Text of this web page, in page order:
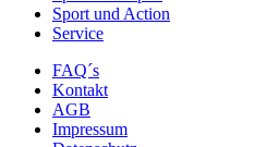
Sport und Action
Service
FAQ´s
Kontakt
AGB
Impressum